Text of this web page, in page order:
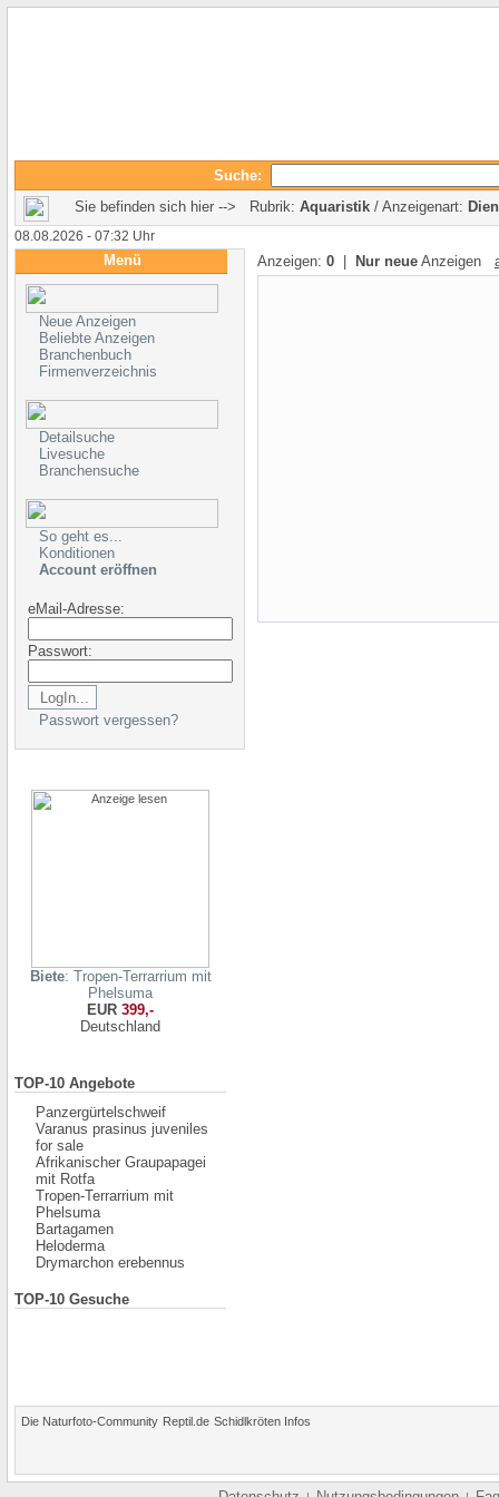
Suche:
Sie befinden sich hier --> Rubrik: Aquaristik / Anzeigenart:
08.08.2026 - 07:32 Uhr
Menü
Neue Anzeigen
Beliebte Anzeigen
Branchenbuch
Firmenverzeichnis
Detailsuche
Livesuche
Branchensuche
So geht es...
Konditionen
Account eröffnen
eMail-Adresse:
Passwort:
Passwort vergessen?
Biete: Tropen-Terrarrium mit
Phelsuma
EUR 399,-
Deutschland
TOP-10 Angebote
Panzergürtelschweif
Varanus prasinus juveniles
for sale
Afrikanischer Graupapagei
mit Rotfa
Tropen-Terrarrium mit
Phelsuma
Bartagamen
Heloderma
Drymarchon erebennus
TOP-10 Gesuche
Anzeigen: 0 Nur neue Anzeigen
Die Naturfoto-Community Reptil.de Schidlkröten Infos